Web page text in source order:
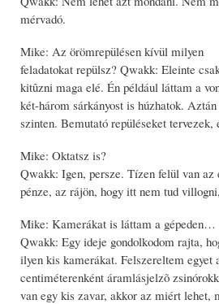
mérvadó.
Mike: Az örömrepülésen kívül milyen
feladatokat repülsz? Qwakk: Eleinte
kitûzni maga elé. Én például láttam a
két-három sárkányost is húzhatok.
szinten. Bemutató repüléseket
Mike: Oktatsz is?
Qwakk: Igen, persze. Tízen felül van az
pénze, az rájön, hogy itt nem tud
Mike: Kamerákat is láttam a gépeden…
Qwakk: Egy ideje gondolkodom rajta,
ilyen kis kamerákat. Felszereltem egyet
centiméterenként áramlásjelzõ
van egy kis zavar, akkor az miért lehet,